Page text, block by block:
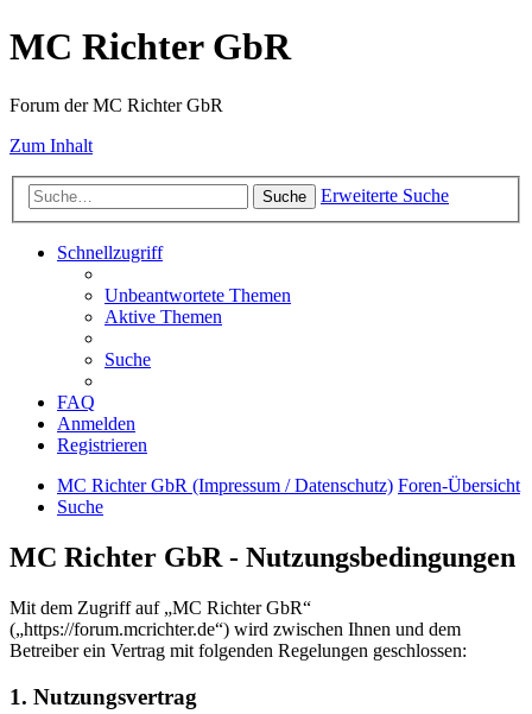
MC Richter GbR
Forum der MC Richter GbR
Zum Inhalt
Suche Erweiterte Suche
Schnellzugriff
Unbeantwortete Themen
Aktive Themen
Suche
FAQ
Anmelden
Registrieren
MC Richter GbR (Impressum / Datenschutz) Foren-Übersicht
Suche
MC Richter GbR - Nutzungsbedingungen
Mit dem Zugriff auf „MC Richter GbR“
(„https://forum.mcrichter.de“) wird zwischen Ihnen und dem
Betreiber ein Vertrag mit folgenden Regelungen geschlossen:
1. Nutzungsvertrag